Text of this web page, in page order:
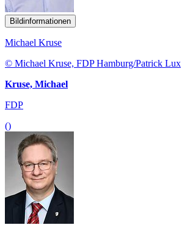
Bildinformationen
Michael Kruse
© Michael Kruse, FDP Hamburg/Patrick Lux
Kruse, Michael
FDP
()